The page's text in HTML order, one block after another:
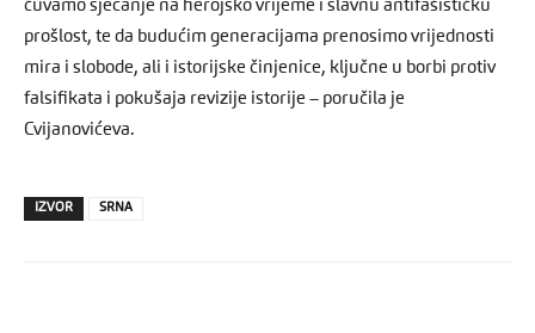
čuvamo sjećanje na herojsko vrijeme i slavnu antifašističku
prošlost, te da budućim generacijama prenosimo vrijednosti
mira i slobode, ali i istorijske činjenice, ključne u borbi protiv
falsifikata i pokušaja revizije istorije – poručila je
Cvijanovićeva.
IZVOR SRNA